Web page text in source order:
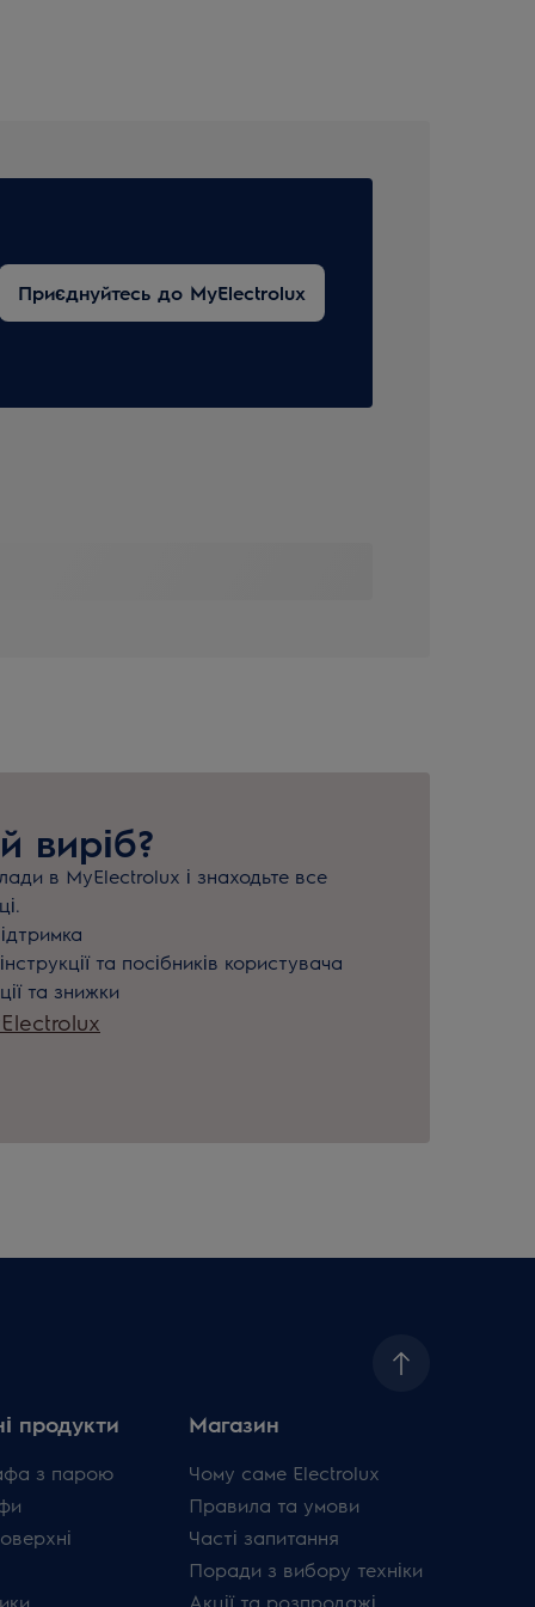
Приєднуйтесь до MyElectrolux
виріб?
в MyElectrolux і знаходьте все
та посібників користувача
та знижки
продукти
з парою
Магазин
Чому саме Electrolux
Правила та умови
Часті запитання
Поради з вибору техніки
Акції та розпродажі